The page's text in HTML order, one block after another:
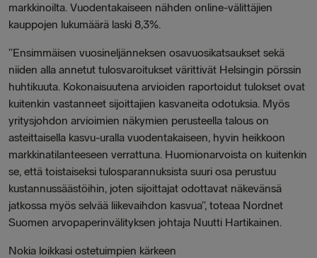
markkinoilta. Vuodentakaiseen nähden online-välittäjien
kauppojen lukumäärä laski 8,3%.
”Ensimmäisen vuosineljänneksen osavuosikatsaukset sekä
niiden alla annetut tulosvaroitukset värittivät Helsingin pörssin
huhtikuuta. Kokonaisuutena arvioiden raportoidut tulokset ovat
kuitenkin vastanneet sijoittajien kasvaneita odotuksia. Myös
yritysjohdon arvioimien näkymien perusteella talous on
asteittaisella kasvu-uralla vuodentakaiseen, hyvin heikkoon
markkinatilanteeseen verrattuna. Huomionarvoista on kuitenkin
se, että toistaiseksi tulosparannuksista suuri osa perustuu
kustannussäästöihin, joten sijoittajat odottavat näkevänsä
jatkossa myös selvää liikevaihdon kasvua”, toteaa Nordnet
Suomen arvopaperinvälityksen johtaja Nuutti Hartikainen.
Nokia loikkasi ostetuimpien kärkeen